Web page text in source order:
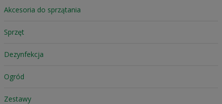
Akcesoria do sprzątania
Sprzęt
Dezynfekcja
Ogród
Zestawy